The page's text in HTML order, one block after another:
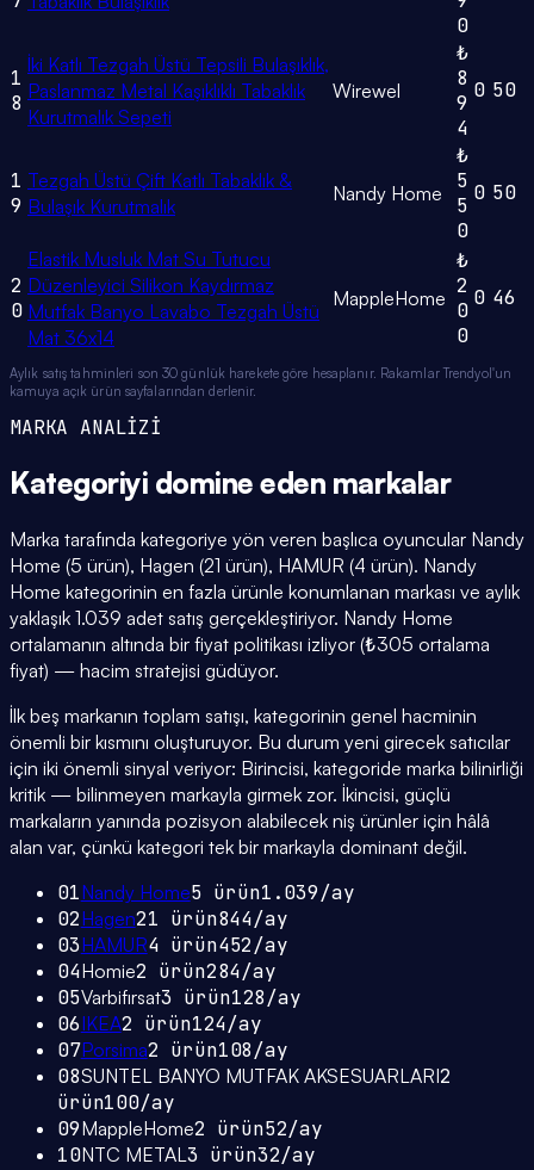
0
1
8
İki Katlı Tezgah Üstü Tepsili Bulaşıklık,
Paslanmaz Metal Kaşıklıklı Tabaklık
Kurutmalık Sepeti
Wirewel
₺
8
9
4
0 50
1
9
Tezgah Üstü Çift Katlı Tabaklık &
Bulaşık Kurutmalık
Nandy Home
₺
5
5
0
0 50
2
0
Elastik Musluk Mat Su Tutucu
Düzenleyici Silikon Kaydırmaz
Mutfak Banyo Lavabo Tezgah Üstü
Mat 36x14
MappleHome
₺
2
0
0
0 46
Aylık satış tahminleri son 30 günlük harekete göre hesaplanır. Rakamlar Trendyol'un
kamuya açık ürün sayfalarından derlenir.
MARKA ANALİZİ
Kategoriyi domine eden markalar
Marka tarafında kategoriye yön veren başlıca oyuncular Nandy
Home (5 ürün), Hagen (21 ürün), HAMUR (4 ürün). Nandy
Home kategorinin en fazla ürünle konumlanan markası ve aylık
yaklaşık 1.039 adet satış gerçekleştiriyor. Nandy Home
ortalamanın altında bir fiyat politikası izliyor (₺305 ortalama
fiyat) — hacim stratejisi güdüyor.
İlk beş markanın toplam satışı, kategorinin genel hacminin
önemli bir kısmını oluşturuyor. Bu durum yeni girecek satıcılar
için iki önemli sinyal veriyor: Birincisi, kategoride marka bilinirliği
kritik — bilinmeyen markayla girmek zor. İkincisi, güçlü
markaların yanında pozisyon alabilecek niş ürünler için hâlâ
alan var, çünkü kategori tek bir markayla dominant değil.
01Nandy Home5 ürün1.039/ay
02Hagen21 ürün844/ay
03HAMUR4 ürün452/ay
04Homie2 ürün284/ay
05Varbifırsat3 ürün128/ay
06IKEA2 ürün124/ay
07Porsima2 ürün108/ay
08SUNTEL BANYO MUTFAK AKSESUARLARI2
ürün100/ay
09MappleHome2 ürün52/ay
10NTC METAL3 ürün32/ay